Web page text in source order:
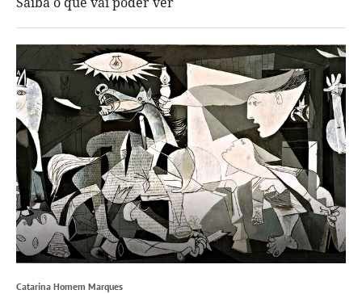
Catarina Homem Marques